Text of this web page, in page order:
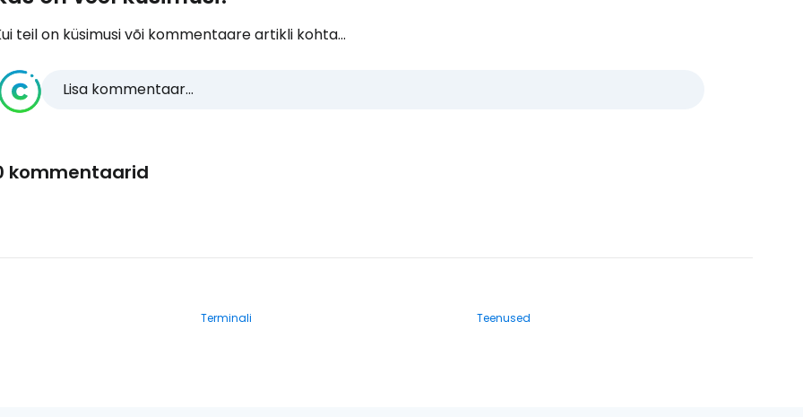
teil on küsimusi või kommentaare artikli kohta...
Lisa kommentaar...
kommentaarid
Terminali Teenused